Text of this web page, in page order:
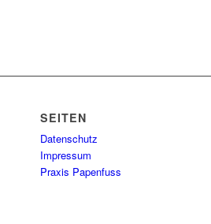
SEITEN
Datenschutz
Impressum
Praxis Papenfuss